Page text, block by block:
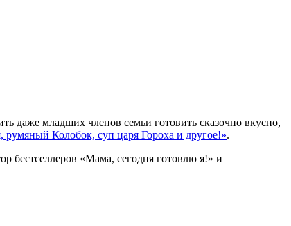
даже младших членов семьи готовить сказочно вкусно,
Колобок, суп царя Гороха и другое!».
бестселлеров «Мама, сегодня готовлю я!» и